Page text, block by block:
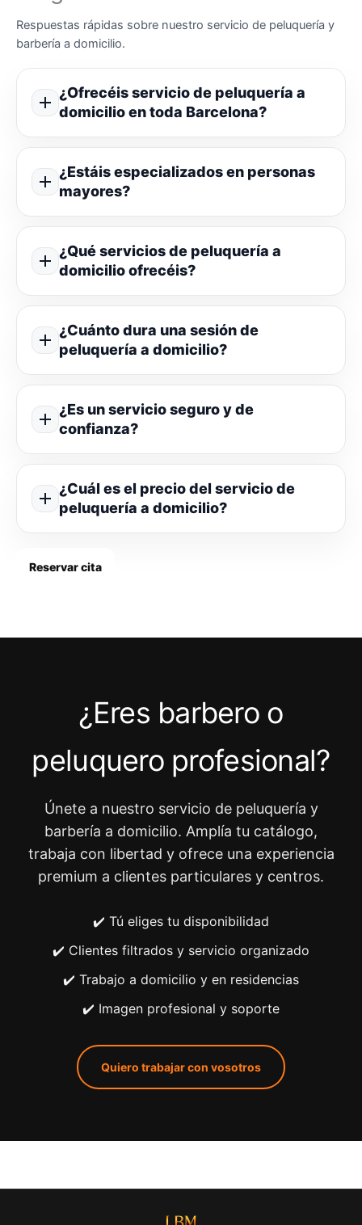
Respuestas rápidas sobre nuestro servicio de peluquería y
barbería a domicilio.
¿Ofrecéis servicio de peluquería a
domicilio en toda Barcelona?
¿Estáis especializados en personas
mayores?
¿Qué servicios de peluquería a
domicilio ofrecéis?
¿Cuánto dura una sesión de
peluquería a domicilio?
¿Es un servicio seguro y de
confianza?
¿Cuál es el precio del servicio de
peluquería a domicilio?
Reservar cita
¿Eres barbero o
peluquero profesional?
Únete a nuestro servicio de peluquería y
barbería a domicilio. Amplía tu catálogo,
trabaja con libertad y ofrece una experiencia
premium a clientes particulares y centros.
✔️ Tú eliges tu disponibilidad
✔️ Clientes filtrados y servicio organizado
✔️ Trabajo a domicilio y en residencias
✔️ Imagen profesional y soporte
Quiero trabajar con vosotros